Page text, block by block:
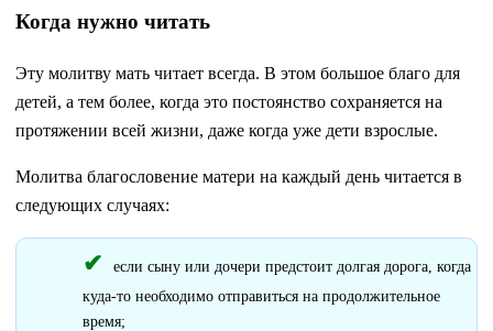
Когда нужно читать
Эту молитву мать читает всегда. В этом большое благо для
детей, а тем более, когда это постоянство сохраняется на
протяжении всей жизни, даже когда уже дети взрослые.
Молитва благословение матери на каждый день читается в
следующих случаях:
если сыну или дочери предстоит долгая дорога, когда
куда-то необходимо отправиться на продолжительное
время;